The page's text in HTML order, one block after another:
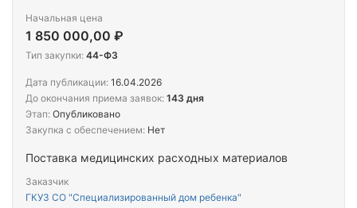
Поставка медицинских расходных материалов
Заказчик
ГКУЗ СО "Специализированный дом ребенка"
Начальная цена
1 850 000,00 ₽
Тип закупки: 44-ФЗ
Дата публикации: 16.04.2026
До окончания приема заявок: 143 дня
Этап: Опубликовано
Закупка с обеспечением: Нет